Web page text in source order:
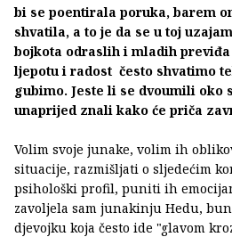
bi se poentirala poruka, barem
shvatila, a to je da se u toj
bojkota odraslih i mladih
ljepotu i radost često shvatimo
gubimo. Jeste li se dvoumili oko
unaprijed znali kako će priča
Volim svoje junake, volim ih
situacije, razmišljati o sljedećim
psihološki profil, puniti ih
zavoljela sam junakinju Hedu,
djevojku koja često ide "glavom